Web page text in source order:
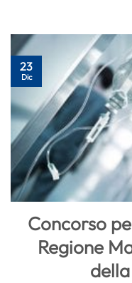
Concorso
Regione
23
Dic